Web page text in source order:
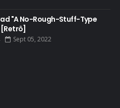
"A No-Rough-Stuff-Type
[Retrô]
Sept 05, 2022